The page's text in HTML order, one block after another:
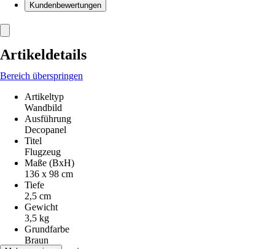
Kundenbewertungen
Artikeldetails
Bereich überspringen
Artikeltyp
Wandbild
Ausführung
Decopanel
Titel
Flugzeug
Maße (BxH)
136 x 98 cm
Tiefe
2,5 cm
Gewicht
3,5 kg
Grundfarbe
Braun